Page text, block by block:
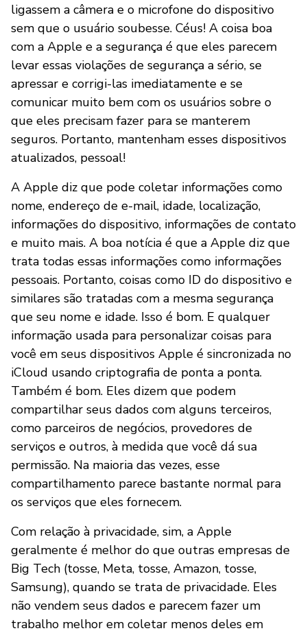
ligassem a câmera e o microfone do dispositivo
sem que o usuário soubesse. Céus! A coisa boa
com a Apple e a segurança é que eles parecem
levar essas violações de segurança a sério, se
apressar e corrigi-las imediatamente e se
comunicar muito bem com os usuários sobre o
que eles precisam fazer para se manterem
seguros. Portanto, mantenham esses dispositivos
atualizados, pessoal!
A Apple diz que pode coletar informações como
nome, endereço de e-mail, idade, localização,
informações do dispositivo, informações de contato
e muito mais. A boa notícia é que a Apple diz que
trata todas essas informações como informações
pessoais. Portanto, coisas como ID do dispositivo e
similares são tratadas com a mesma segurança
que seu nome e idade. Isso é bom. E qualquer
informação usada para personalizar coisas para
você em seus dispositivos Apple é sincronizada no
iCloud usando criptografia de ponta a ponta.
Também é bom. Eles dizem que podem
compartilhar seus dados com alguns terceiros,
como parceiros de negócios, provedores de
serviços e outros, à medida que você dá sua
permissão. Na maioria das vezes, esse
compartilhamento parece bastante normal para
os serviços que eles fornecem.
Com relação à privacidade, sim, a Apple
geralmente é melhor do que outras empresas de
Big Tech (tosse, Meta, tosse, Amazon, tosse,
Samsung), quando se trata de privacidade. Eles
não vendem seus dados e parecem fazer um
trabalho melhor em coletar menos deles em